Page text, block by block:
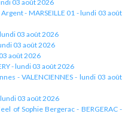
03 août 2026
- MARSEILLE 01 - lundi 03 août
03 août 2026
03 août 2026
août 2026
- lundi 03 août 2026
- VALENCIENNES - lundi 03 août
03 août 2026
of Sophie Bergerac - BERGERAC -